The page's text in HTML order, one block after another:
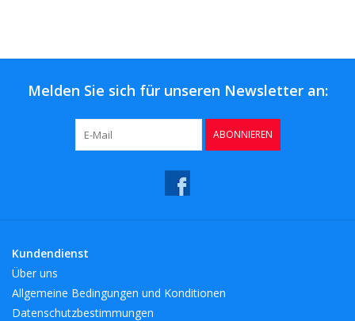
Melden Sie sich für unseren Newsletter an:
ABONNIEREN
Kundendienst
Über uns
Allgemeine Bedingungen und Konditionen
Datenschutzbestimmungen